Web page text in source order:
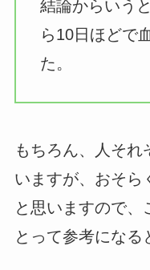
結論からいう
ら10日ほどで
た。
もちろん、人それ
いますが、おそら
と思いますので、
とって参考になる